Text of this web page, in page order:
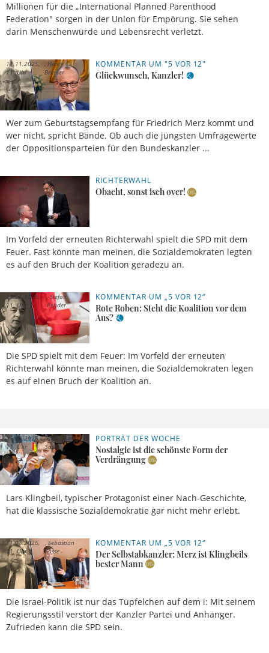
Millionen für die „International Planned Parenthood
Federation" sorgen in der Union für Empörung. Sie sehen
darin Menschenwürde und Lebensrecht verletzt.
KOMMENTAR UM "5 VOR 12"
Glückwunsch, Kanzler!
Wer zum Geburtstagsempfang für Friedrich Merz kommt und
wer nicht, spricht Bände. Ob auch die jüngsten Umfragewerte
der Oppositionsparteien für den Bundeskanzler ...
11.11.2025,
11 Uhr
Henry C.
Brinker
RICHTERWAHL
Obacht, sonst isch over!
Im Vorfeld der erneuten Richterwahl spielt die SPD mit dem
Feuer. Fast könnte man meinen, die Sozialdemokraten legten
es auf den Bruch der Koalition geradezu an.
29.08.2025,
19 Uhr
Stefan
Rehder
KOMMENTAR UM „5 VOR 12“
Rote Roben: Steht die Koalition vor dem
Aus?
Die SPD spielt mit dem Feuer: Im Vorfeld der erneuten
Richterwahl könnte man meinen, die Sozialdemokraten legen
es auf einen Bruch der Koalition an.
23.08.2025,
11 Uhr
Stefan
Rehder
PORTRÄT DER WOCHE
Nostalgie ist die schönste Form der
Verdrängung
Lars Klingbeil, typischer Protagonist einer Nach-Geschichte,
hat die klassische Sozialdemokratie gar nicht mehr erlebt.
21.08.2025,
11 Uhr
Sebastian
Sasse
KOMMENTAR UM „5 VOR 12“
Der Selbstabkanzler: Merz ist Klingbeils
bester Mann
Die Israel-Politik ist nur das Tüpfelchen auf dem i: Mit seinem
Regierungsstil verstört der Kanzler Partei und Anhänger.
Zufrieden kann die SPD sein.
11.08.2025,
11 Uhr
Sebastian
Sasse